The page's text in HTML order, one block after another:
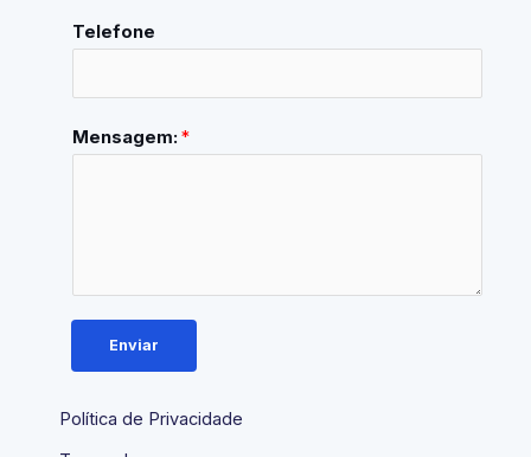
Telefone
Mensagem: *
Enviar
Política de Privacidade